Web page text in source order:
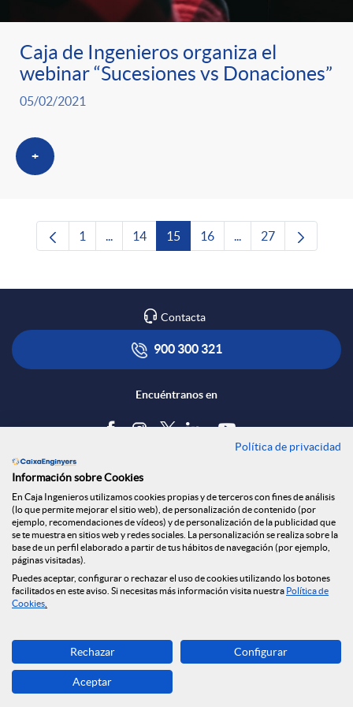
Caja de Ingenieros organiza el
webinar “Sucesiones vs Donaciones”
05/02/2021
+
Página
1 ...Páginas intermedias Use TAB para
Página
14 Página
15 Página
16 ...Páginas intermedias
Página
27
Contacta
900 300 321
Encuéntranos en
Tablón de anuncios
Política de cookies
Aviso legal
Seguridad Online
Privacidad
Canal denuncias
Descarga ahora
Banca MOBILE
© Caja Ingenieros 2026
Política de privacidad
Información sobre Cookies
En Caja Ingenieros utilizamos cookies propias y de terceros con fines de análisis
(lo que permite mejorar el sitio web), de personalización de contenido (por
ejemplo, recomendaciones de vídeos) y de personalización de la publicidad que
se te muestra en sitios web y redes sociales. La personalización se realiza sobre la
base de un perfil elaborado a partir de tus hábitos de navegación (por ejemplo,
páginas visitadas).
Puedes aceptar, configurar o rechazar el uso de cookies utilizando los botones
facilitados en este aviso. Si necesitas más información visita nuestra Política de
Cookies
Rechazar Configurar
Aceptar